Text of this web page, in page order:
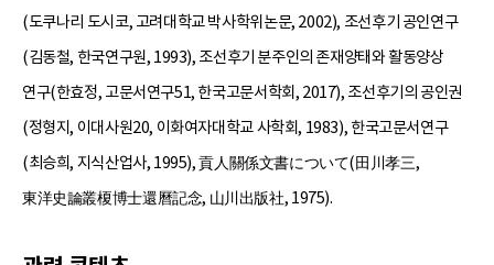
(도쿠나리 도시코, 고려대학교 박사학위논문, 2002), 조선후기 공인연구
(김동철, 한국연구원, 1993), 조선후기 분주인의 존재양태와 활동양상
연구(한효정, 고문서연구51, 한국고문서학회, 2017), 조선후기의 공인권
(정형지, 이대사원20, 이화여자대학교 사학회, 1983), 한국고문서연구
(최승희, 지식산업사, 1995), 貢人關係文書について(田川孝三,
東洋史論叢榎博士還曆記念, 山川出版社, 1975).